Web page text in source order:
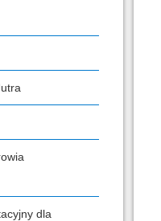
dla